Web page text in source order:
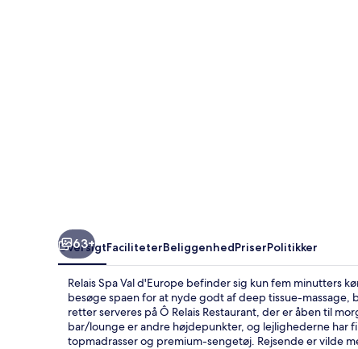
63+
OversigtFaciliteterBeliggenhedPriserPolitikker
Relais Spa Val d'Europe befinder sig kun fem minutters
besøge spaen for at nyde godt af deep tissue-
retter serveres på Ô Relais Restaurant, der er åben til
bar/lounge er andre højdepunkter, og lejlighederne har
topmadrasser og premium-sengetøj. Rejsende er vilde